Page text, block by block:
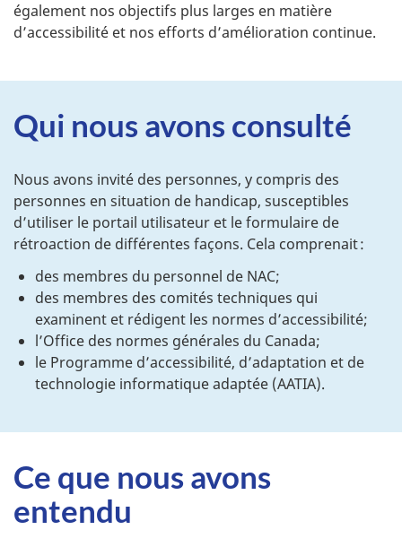
également nos objectifs plus larges en matière
d’accessibilité et nos efforts d’amélioration continue.
Qui nous avons consulté
Nous avons invité des personnes, y compris des
personnes en situation de handicap, susceptibles
d’utiliser le portail utilisateur et le formulaire de
rétroaction de différentes façons. Cela comprenait :
des membres du personnel de NAC;
des membres des comités techniques qui
examinent et rédigent les normes d’accessibilité;
l’Office des normes générales du Canada;
le Programme d’accessibilité, d’adaptation et de
technologie informatique adaptée (AATIA).
Ce que nous avons
entendu